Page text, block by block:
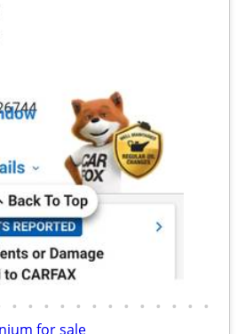
• • • • • • • • • • • • •
for sale